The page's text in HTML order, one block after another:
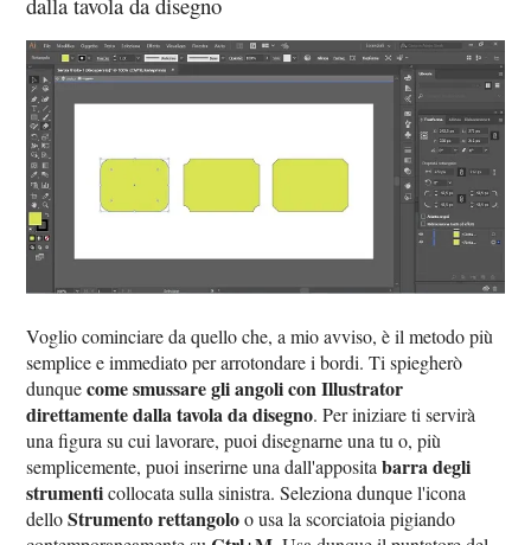
Voglio cominciare da quello che, a mio avviso, è il metodo più
semplice e immediato per arrotondare i bordi. Ti spiegherò
dunquecome smussare gli angoli con Illustrator
direttamente dalla tavola da disegno. Per iniziare ti servirà
una figura su cui lavorare, puoi disegnarne una tu o, più
semplicemente, puoi inserirne una dall'appositabarra degli
strumenticollocata sulla sinistra. Seleziona dunque l'icona
delloStrumento rettangoloo usa la scorciatoia pigiando